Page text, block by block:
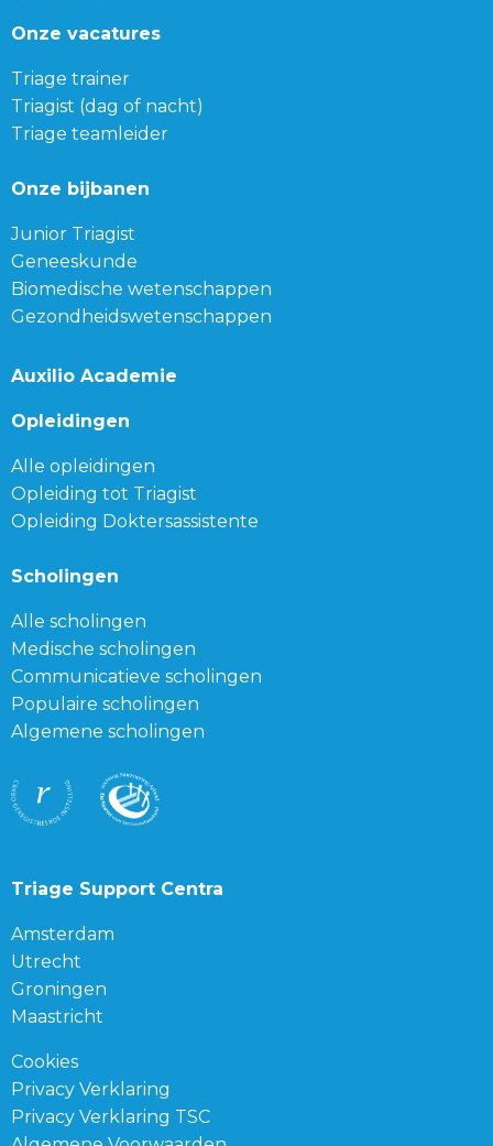
Onze vacatures
Triage trainer
Triagist (dag of nacht)
Triage teamleider
Onze bijbanen
Junior Triagist
Geneeskunde
Biomedische wetenschappen
Gezondheidswetenschappen
Auxilio Academie
Opleidingen
Alle opleidingen
Opleiding tot Triagist
Opleiding Doktersassistente
Scholingen
Alle scholingen
Medische scholingen
Communicatieve scholingen
Populaire scholingen
Algemene scholingen
Triage Support Centra
Amsterdam
Utrecht
Groningen
Maastricht
Cookies
Privacy Verklaring
Privacy Verklaring TSC